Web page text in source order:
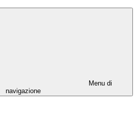
Menu di
navigazione